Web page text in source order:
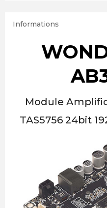
Informations
Module
TAS5756 24bit